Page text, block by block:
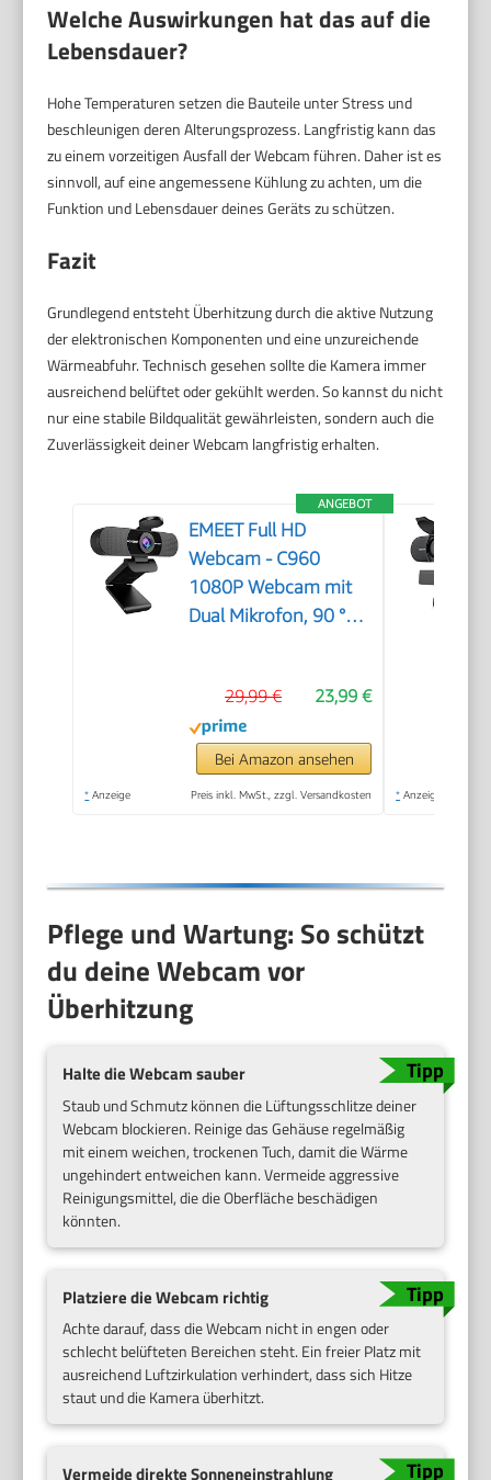
Welche Auswirkungen hat das auf die
Lebensdauer?
Hohe Temperaturen setzen die Bauteile unter Stress und
beschleunigen deren Alterungsprozess. Langfristig kann das
zu einem vorzeitigen Ausfall der Webcam führen. Daher ist es
sinnvoll, auf eine angemessene Kühlung zu achten, um die
Funktion und Lebensdauer deines Geräts zu schützen.
Fazit
Grundlegend entsteht Überhitzung durch die aktive Nutzung
der elektronischen Komponenten und eine unzureichende
Wärmeabfuhr. Technisch gesehen sollte die Kamera immer
ausreichend belüftet oder gekühlt werden. So kannst du nicht
nur eine stabile Bildqualität gewährleisten, sondern auch die
Zuverlässigkeit deiner Webcam langfristig erhalten.
ANGEBOT
EMEET Full HD
Webcam - C960
1080P Webcam mit
Dual Mikrofon, 90 °
Lichtkorrektur, Plug &
Play, für Linux, Win10,
Mac OS X, YouTube,
Skype, zum Konferenz
23,99 €
29,99 €
Bei Amazon ansehen
* Anzeige Preis inkl. MwSt., zzgl. Versandkosten * Anzeige
Pflege und Wartung: So schützt
du deine Webcam vor
Überhitzung
Halte die Webcam sauber
Staub und Schmutz können die Lüftungsschlitze deiner
Webcam blockieren. Reinige das Gehäuse regelmäßig
mit einem weichen, trockenen Tuch, damit die Wärme
ungehindert entweichen kann. Vermeide aggressive
Reinigungsmittel, die die Oberfläche beschädigen
könnten.
Platziere die Webcam richtig
Achte darauf, dass die Webcam nicht in engen oder
schlecht belüfteten Bereichen steht. Ein freier Platz mit
ausreichend Luftzirkulation verhindert, dass sich Hitze
staut und die Kamera überhitzt.
Vermeide direkte Sonneneinstrahlung